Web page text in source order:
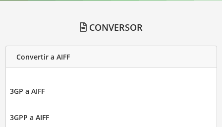
CONVERSOR
Convertir a AIFF
3GP a AIFF
3GPP a AIFF